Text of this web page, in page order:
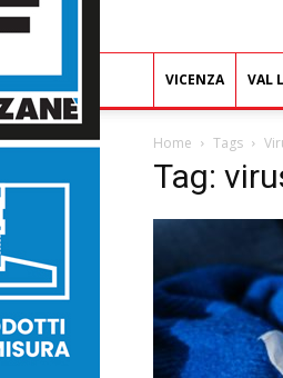
VICENZA VAL
Home Tags
Tag: